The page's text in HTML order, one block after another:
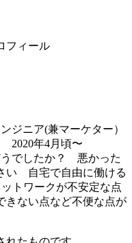
フィール
ジニア(兼マーケター）
2020年4月頃〜
うでしたか？ 悪かった
い
自宅で自由に働ける
トワークが不安定な点
きない点など不便な点が